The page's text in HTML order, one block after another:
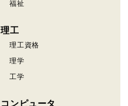
福祉
理工
理工資格
理学
工学